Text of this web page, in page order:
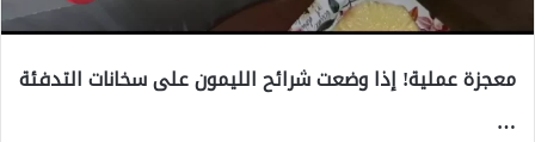
معجزة عملية! إذا وضعت شرائح الليمون على سخانات التدفئة
…